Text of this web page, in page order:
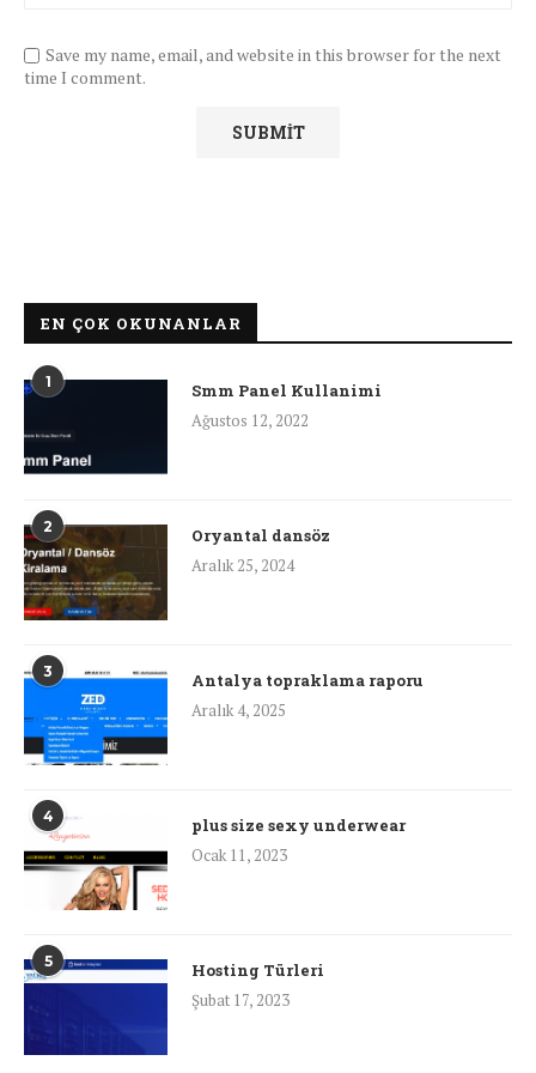
Save my name, email, and website in this browser for the next
time I comment.
EN ÇOK OKUNANLAR
1
Smm Panel Kullanimi
Ağustos 12, 2022
2
Oryantal dansöz
Aralık 25, 2024
3
Antalya topraklama raporu
Aralık 4, 2025
4
plus size sexy underwear
Ocak 11, 2023
5
Hosting Türleri
Şubat 17, 2023